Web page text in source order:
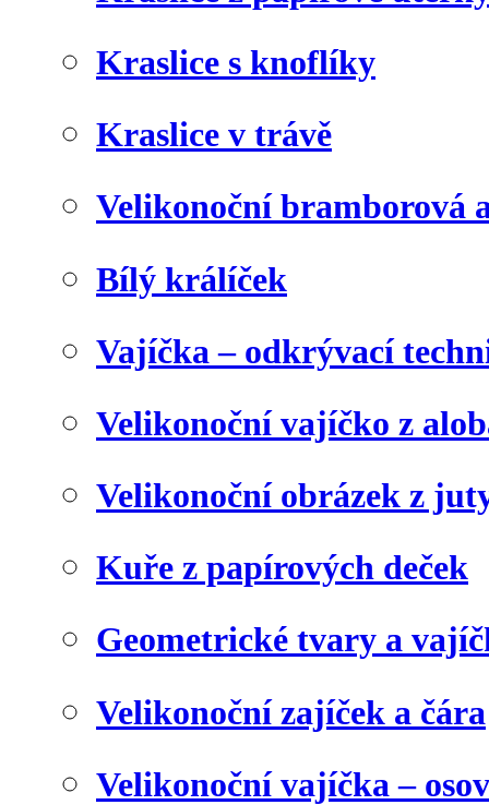
Kraslice s knoflíky
Kraslice v trávě
Velikonoční bramborová
Bílý králíček
Vajíčka – odkrývací
Velikonoční vajíčko z
Velikonoční obrázek z
Kuře z papírových deček
Geometrické tvary a
Velikonoční zajíček a čára
Velikonoční vajíčka –